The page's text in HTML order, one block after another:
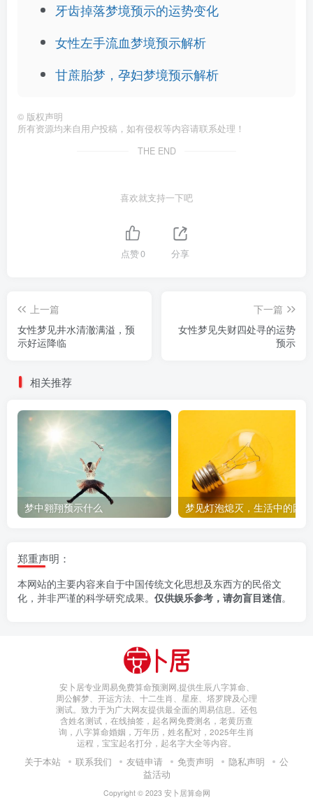
牙齿掉落梦境预示的运势变化
女性左手流血梦境预示解析
甘蔗胎梦，孕妇梦境预示解析
© 版权声明
所有资源均来自用户投稿，如有侵权等内容请联系处理！
THE END
喜欢就支持一下吧
点赞0 分享
上一篇
女性梦见井水清澈满溢，预
示好运降临
下一篇
女性梦见失财四处寻的运势
预示
相关推荐
梦中翱翔预示什么
郑重声明：
本网站的主要内容来自于中国传统文化思想及东西方的民俗文
化，并非严谨的科学研究成果。 仅供娱乐参考，请勿盲目迷信。
安卜居专业周易免费算命预测网,提供生辰八字算命、
周公解梦、开运方法、十二生肖、星座、塔罗牌及心理
测试。致力于为广大网友提供最全面的周易信息。还包
含姓名测试，在线抽签，起名网免费测名，老黄历查
询，八字算命婚姻，万年历，姓名配对，2025年生肖
运程，宝宝起名打分，起名字大全等内容。
关于本站 联系我们 友链申请 免责声明 隐私声明
公
益活动
Copyright © 2023 安卜居算命网